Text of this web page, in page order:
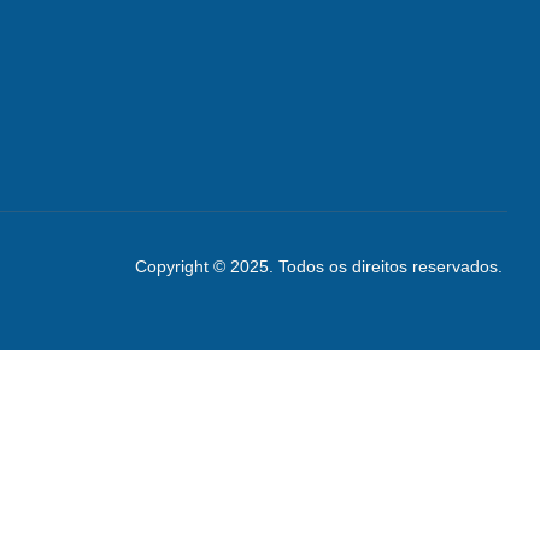
Copyright © 2025. Todos os direitos reservados.